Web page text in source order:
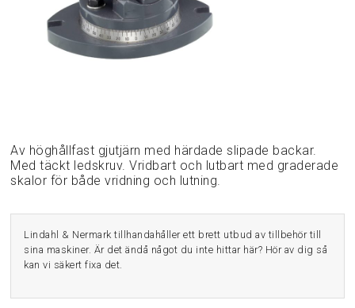
Av höghållfast gjutjärn med härdade slipade backar.
Med täckt ledskruv. Vridbart och lutbart med graderade
skalor för både vridning och lutning.
Lindahl & Nermark tillhandahåller ett brett utbud av tillbehör till
sina maskiner. Är det ändå något du inte hittar här? Hör av dig så
kan vi säkert fixa det.